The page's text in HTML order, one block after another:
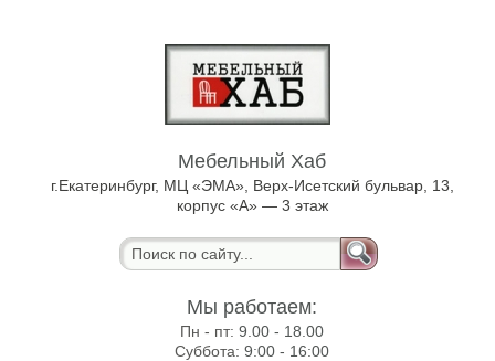
Мебельный Хаб
г.Екатеринбург, МЦ «ЭМА», Верх-Исетский бульвар, 13,
корпус «А» — 3 этаж
Мы работаем:
Пн - пт:9.00 - 18.00
Суббота:9:00 - 16:00